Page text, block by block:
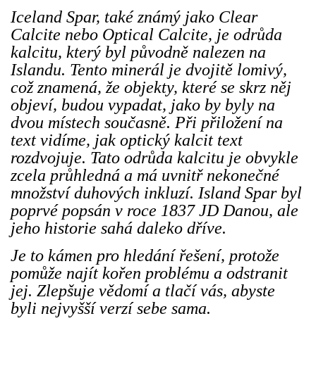
Iceland Spar, také známý jako Clear
Calcite nebo Optical Calcite, je odrůda
kalcitu, který byl původně nalezen na
Islandu. Tento minerál je dvojitě lomivý,
což znamená, že objekty, které se skrz něj
objeví, budou vypadat, jako by byly na
dvou místech současně. Při přiložení na
text vidíme, jak optický kalcit text
rozdvojuje. Tato odrůda kalcitu je obvykle
zcela průhledná a má uvnitř nekonečné
množství duhových inkluzí. Island Spar byl
poprvé popsán v roce 1837 JD Danou, ale
jeho historie sahá daleko dříve.
Je to kámen pro hledání řešení, protože
pomůže najít kořen problému a odstranit
jej. Zlepšuje vědomí a tlačí vás, abyste
byli nejvyšší verzí sebe sama.